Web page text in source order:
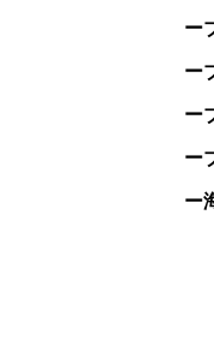
ー
ー
ー
ー
ー